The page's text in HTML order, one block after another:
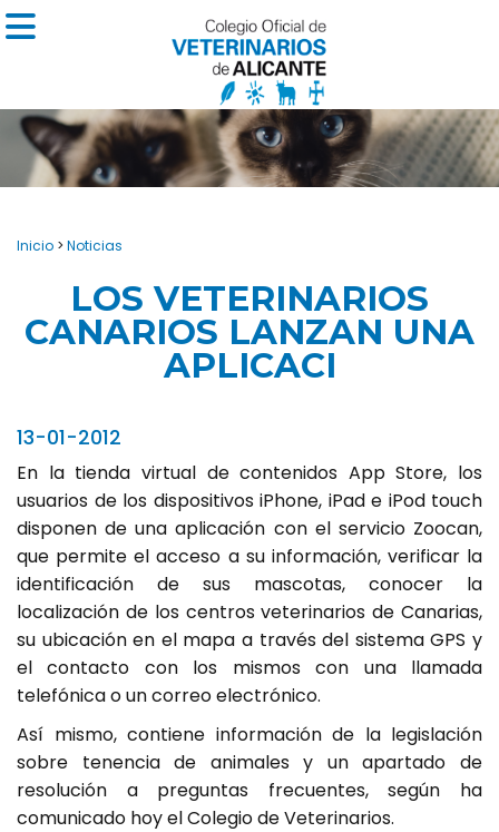
Inicio > Noticias
LOS VETERINARIOS
CANARIOS LANZAN UNA
APLICACI
13-01-2012
En la tienda virtual de contenidos App Store, los
usuarios de los dispositivos iPhone, iPad e iPod touch
disponen de una aplicación con el servicio Zoocan,
que permite el acceso a su información, verificar la
identificación de sus mascotas, conocer la
localización de los centros veterinarios de Canarias,
su ubicación en el mapa a través del sistema GPS y
el contacto con los mismos con una llamada
telefónica o un correo electrónico.
Así mismo, contiene información de la legislación
sobre tenencia de animales y un apartado de
resolución a preguntas frecuentes, según ha
comunicado hoy el Colegio de Veterinarios.